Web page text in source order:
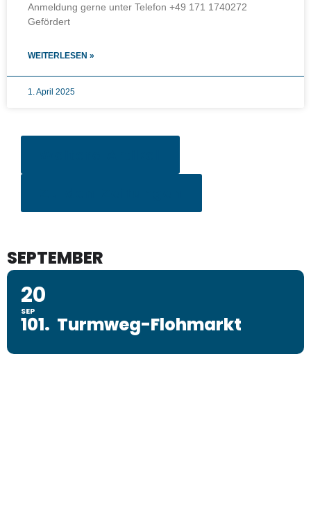
Anmeldung gerne unter Telefon +49 171 1740272
Gefördert
WEITERLESEN »
1. April 2025
SEPTEMBER
20
SEP
101. Turmweg-Flohmarkt